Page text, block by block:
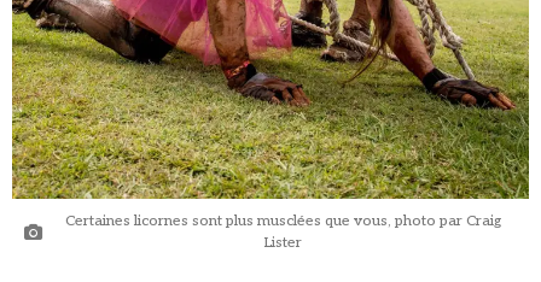
Certaines licornes sont plus musclées que vous, photo par Craig
Lister